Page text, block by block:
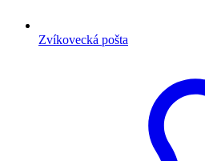
Zvíkovecká pošta